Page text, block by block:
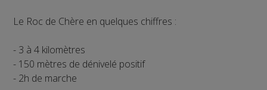
Le Roc de Chère en quelques chiffres :
- 3 à 4 kilomètres
- 150 mètres de dénivelé positif
- 2h de marche